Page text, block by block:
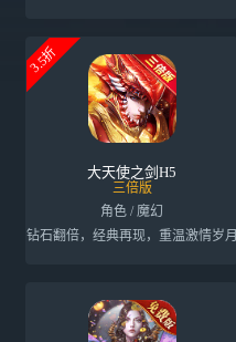
3.5折
大天使之剑H5
三倍版
角色 / 魔幻
钻石翻倍，经典再现，重温激情岁月